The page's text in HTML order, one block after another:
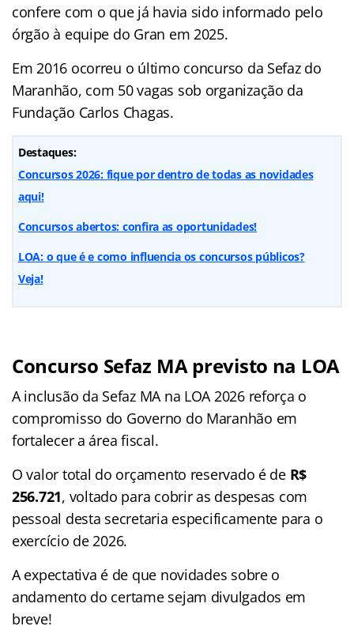
confere com o que já havia sido informado pelo
órgão à equipe do Gran em 2025.
Em 2016 ocorreu o último concurso da Sefaz do
Maranhão, com 50 vagas sob organização da
Fundação Carlos Chagas.
Destaques:
Concursos 2026: fique por dentro de todas as novidades
aqui!
Concursos abertos: confira as oportunidades!
LOA: o que é e como influencia os concursos públicos?
Veja!
Concurso Sefaz MA previsto na LOA
A inclusão da Sefaz MA na LOA 2026 reforça o
compromisso do Governo do Maranhão em
fortalecer a área fiscal.
O valor total do orçamento reservado é de R$
256.721, voltado para cobrir as despesas com
pessoal desta secretaria especificamente para o
exercício de 2026.
A expectativa é de que novidades sobre o
andamento do certame sejam divulgados em
breve!